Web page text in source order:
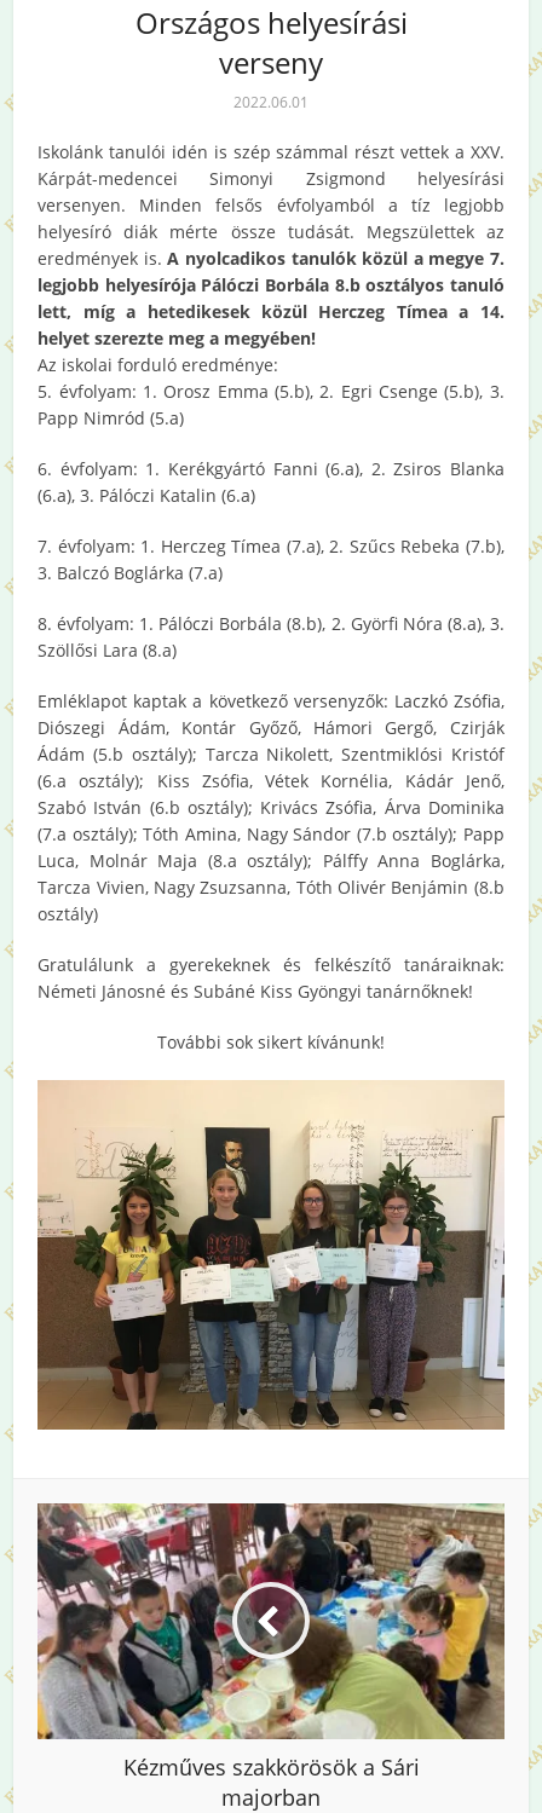
Országos helyesírási
verseny
2022.06.01
Iskolánk tanulói idén is szép számmal részt vettek a XXV.
Kárpát-medencei Simonyi Zsigmond helyesírási
versenyen. Minden felsős évfolyamból a tíz legjobb
helyesíró diák mérte össze tudását. Megszülettek az
eredmények is.A nyolcadikos tanulók közül a megye 7.
legjobb helyesírója Pálóczi Borbála 8.b osztályos tanuló
lett, míg a hetedikesek közül Herczeg Tímea a 14.
helyet szerezte meg a megyében!
Az iskolai forduló eredménye:
5. évfolyam: 1. Orosz Emma (5.b), 2. Egri Csenge (5.b), 3.
Papp Nimród (5.a)
6. évfolyam: 1. Kerékgyártó Fanni (6.a), 2. Zsiros Blanka
(6.a), 3. Pálóczi Katalin (6.a)
7. évfolyam: 1. Herczeg Tímea (7.a), 2. Szűcs Rebeka (7.b),
3. Balczó Boglárka (7.a)
8. évfolyam: 1. Pálóczi Borbála (8.b), 2. Györfi Nóra (8.a), 3.
Szöllősi Lara (8.a)
Emléklapot kaptak a következő versenyzők: Laczkó Zsófia,
Diószegi Ádám, Kontár Győző, Hámori Gergő, Czirják
Ádám (5.b osztály); Tarcza Nikolett, Szentmiklósi Kristóf
(6.a osztály); Kiss Zsófia, Vétek Kornélia, Kádár Jenő,
Szabó István (6.b osztály); Krivács Zsófia, Árva Dominika
(7.a osztály); Tóth Amina, Nagy Sándor (7.b osztály); Papp
Luca, Molnár Maja (8.a osztály); Pálffy Anna Boglárka,
Tarcza Vivien, Nagy Zsuzsanna, Tóth Olivér Benjámin (8.b
osztály)
Gratulálunk a gyerekeknek és felkészítő tanáraiknak:
Németi Jánosné és Subáné Kiss Gyöngyi tanárnőknek!
További sok sikert kívánunk!
Kézműves szakkörösök a Sári
majorban